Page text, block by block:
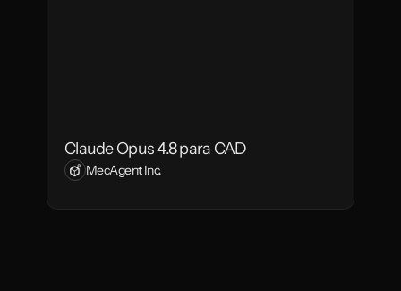
Claude Opus 4.8 para CAD
MecAgent Inc.